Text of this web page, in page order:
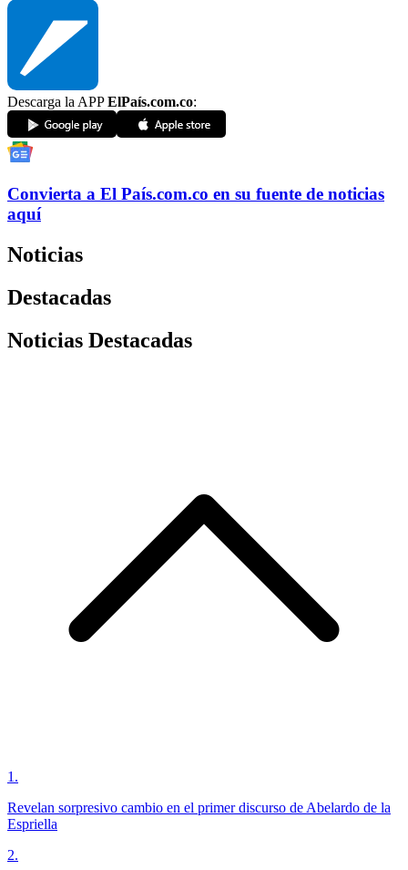
Descarga la APPElPaís.com.co:
Convierta a El País.com.co en su fuente de noticias
aquí
Noticias
Destacadas
Noticias Destacadas
1 .
Revelan sorpresivo cambio en el primer discurso de Abelardo de la
Espriella
2.